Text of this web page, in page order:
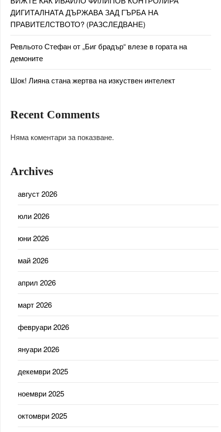
ДИГИТАЛНАТА ДЪРЖАВА ЗАД ГЪРБА НА
ПРАВИТЕЛСТВОТО? (РАЗСЛЕДВАНЕ)
Ревльото Стефан от „Биг брадър“ влезе в гората на
демоните
Шок! Лияна стана жертва на изкуствен интелект
Recent Comments
Няма коментари за показване.
Archives
август 2026
юли 2026
юни 2026
май 2026
април 2026
март 2026
февруари 2026
януари 2026
декември 2025
ноември 2025
октомври 2025